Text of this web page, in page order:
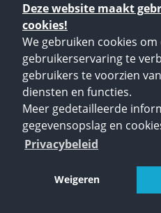
Deze website maakt
cookies!
We gebruiken cookies om
gebruikerservaring te
gebruikers te voorzien
diensten en functies.
Meer gedetailleerde
gegevensopslag en
Privacybeleid
Weigeren